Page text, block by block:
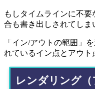
もしタイムラインに不
合も書き出しされてしま
「イン/アウトの範囲」
れているイン点とアウト
レンダリング